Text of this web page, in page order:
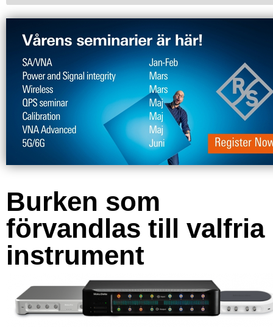
Burken som
förvandlas till valfria
instrument